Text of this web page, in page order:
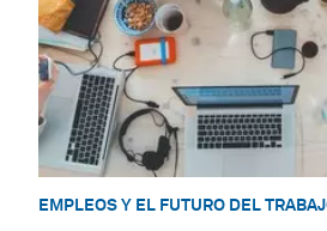
EMPLEOS Y EL FUTURO DEL